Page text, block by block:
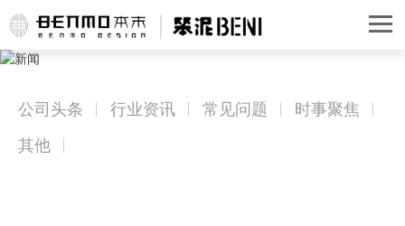
公司头条 行业资讯 常见问题
时事聚焦
其他